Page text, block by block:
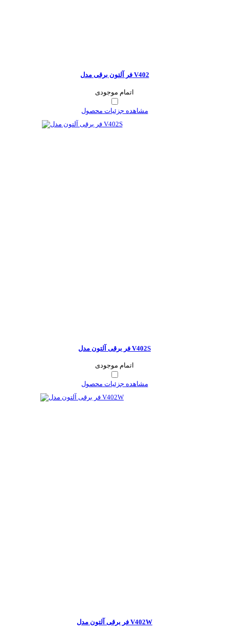
فر آلتون برقی مدل V402
اتمام موجودی
مشاهده جزئیات محصول
فر برقی آلتون مدل V402S
اتمام موجودی
مشاهده جزئیات محصول
فر برقی آلتون مدل V402W